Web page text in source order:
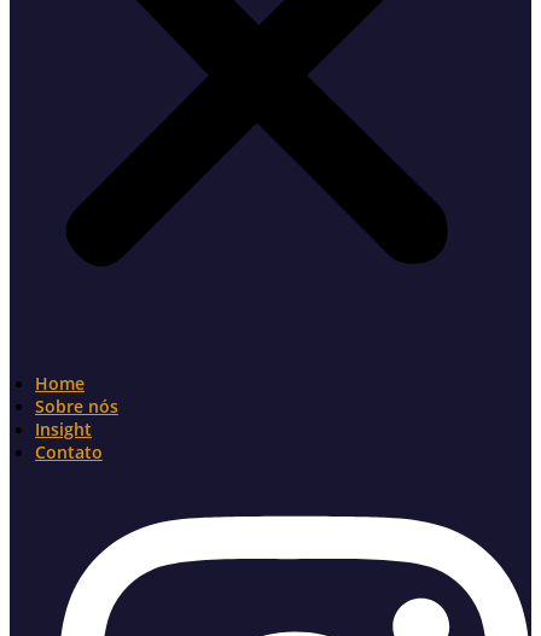
Home
Sobre nós
Insight
Contato